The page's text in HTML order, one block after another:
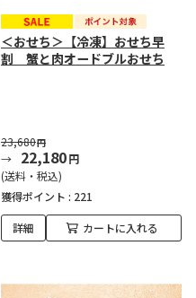
＜おせち＞【冷凍】おせち早
割 蟹と肉オードブルおせち
23,680円
22,180円
(送料・税込)
獲得ポイント : 221
詳細 カートに入れる